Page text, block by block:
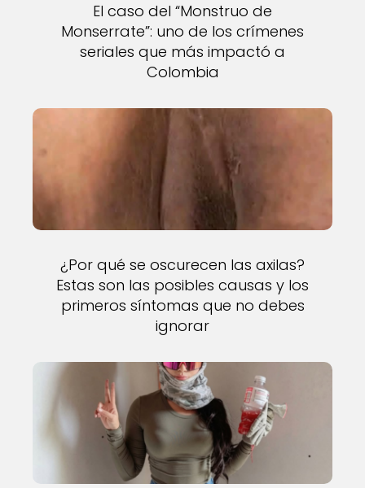
El caso del “Monstruo de
Monserrate”: uno de los crímenes
seriales que más impactó a
Colombia
¿Por qué se oscurecen las axilas?
Estas son las posibles causas y los
primeros síntomas que no debes
ignorar